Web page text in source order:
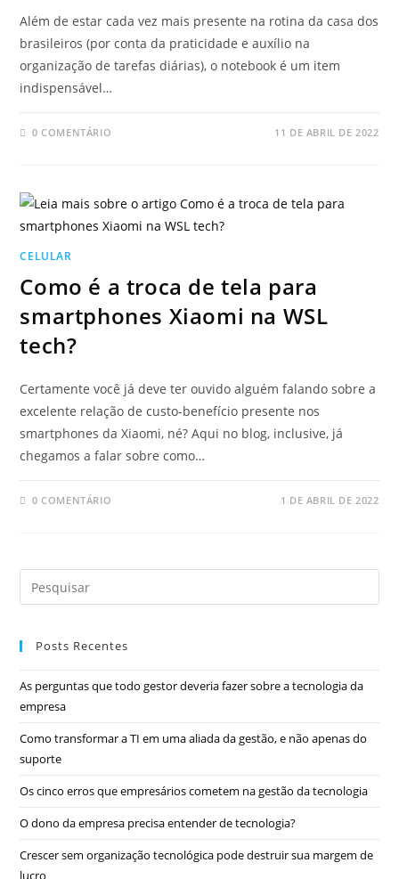
Além de estar cada vez mais presente na rotina da casa dos
brasileiros (por conta da praticidade e auxílio na
organização de tarefas diárias), o notebook é um item
indispensável…
0 COMENTÁRIO 11 DE ABRIL DE 2022
CELULAR
Como é a troca de tela para
smartphones Xiaomi na WSL
tech?
Certamente você já deve ter ouvido alguém falando sobre a
excelente relação de custo-benefício presente nos
smartphones da Xiaomi, né? Aqui no blog, inclusive, já
chegamos a falar sobre como…
0 COMENTÁRIO 1 DE ABRIL DE 2022
Posts Recentes
As perguntas que todo gestor deveria fazer sobre a tecnologia da
empresa
Como transformar a TI em uma aliada da gestão, e não apenas do
suporte
Os cinco erros que empresários cometem na gestão da tecnologia
O dono da empresa precisa entender de tecnologia?
Crescer sem organização tecnológica pode destruir sua margem de
lucro